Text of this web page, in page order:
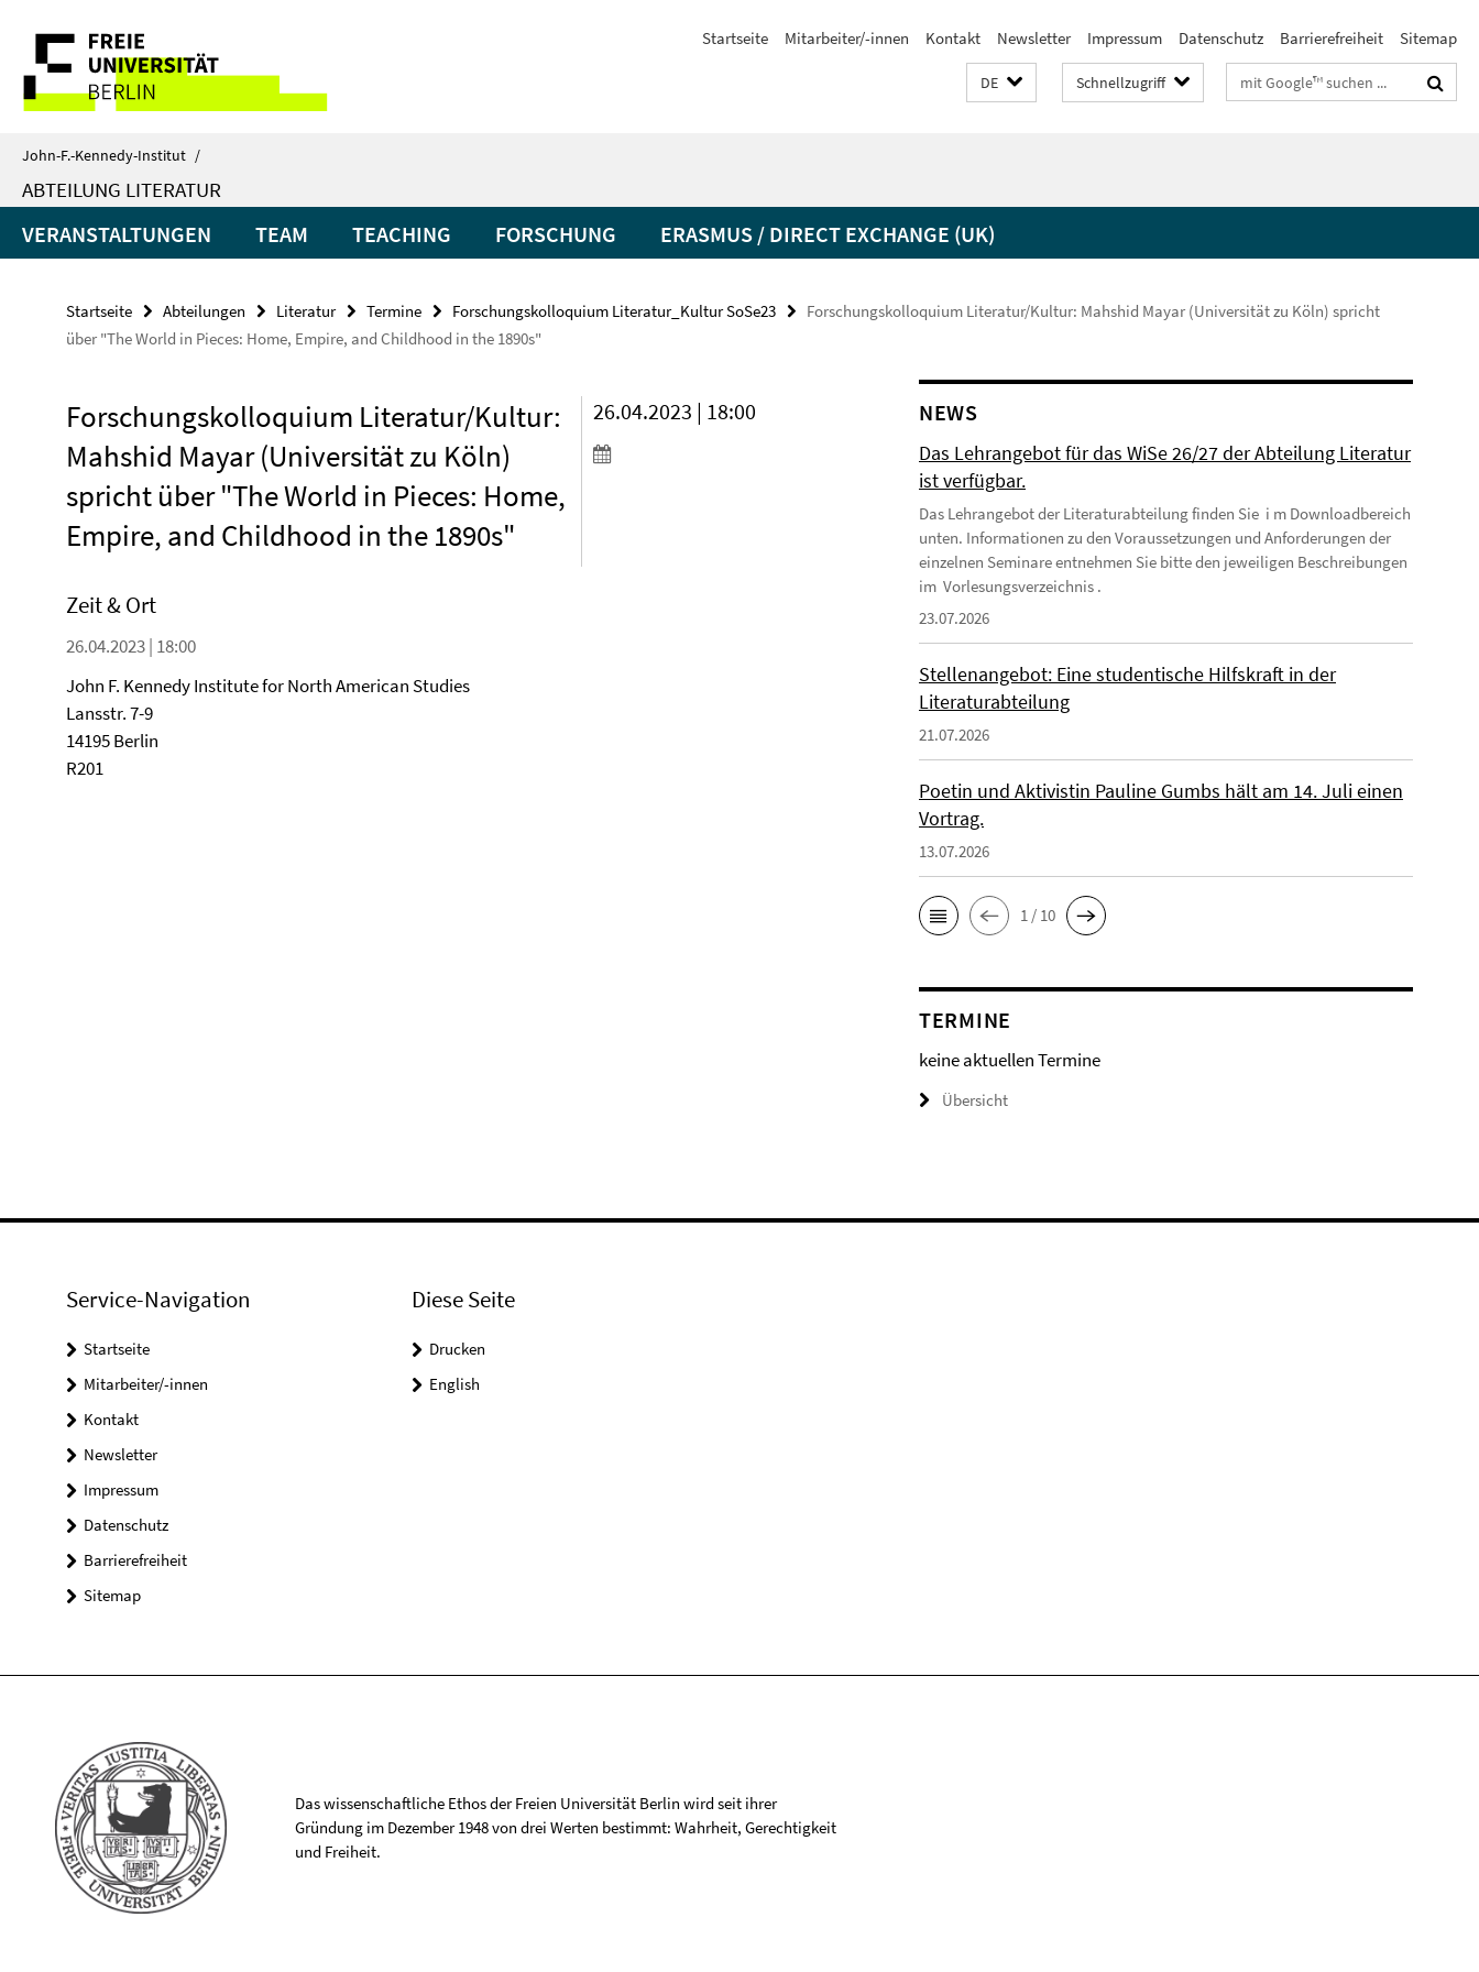
direkt
Inhalt
Service-
Navigation
Startseite Mitarbeiter/-innen Kontakt Newsletter Impressum Datenschutz Barrierefreiheit Sitemap
DE Schnellzugriff Suchbegriffe
John-F.-Kennedy-Institut /
ABTEILUNG LITERATUR
VERANSTALTUNGEN TEAM TEACHING FORSCHUNG ERASMUS / DIRECT EXCHANGE (UK)
Startseite Abteilungen Literatur Termine Forschungskolloquium Literatur_Kultur SoSe23
Forschungskolloquium Literatur/Kultur: Mahshid Mayar (Universität zu Köln) spricht
über "The World in Pieces: Home, Empire, and Childhood in the 1890s"
Forschungskolloquium Literatur/Kultur:
Mahshid Mayar (Universität zu Köln)
spricht über "The World in Pieces: Home,
Empire, and Childhood in the 1890s"
26.04.2023 | 18:00
Zeit & Ort
26.04.2023 | 18:00
John F. Kennedy Institute for North American Studies
Lansstr. 7-9
14195 Berlin
R201
NEWS
Das Lehrangebot für das WiSe 26/27 der Abteilung Literatur
ist verfügbar.
Das Lehrangebot der Literaturabteilung finden Sie i m Downloadbereich
unten. Informationen zu den Voraussetzungen und Anforderungen der
einzelnen Seminare entnehmen Sie bitte den jeweiligen Beschreibungen
im Vorlesungsverzeichnis .
23.07.2026
Stellenangebot: Eine studentische Hilfskraft in der
Literaturabteilung
21.07.2026
Poetin und Aktivistin Pauline Gumbs hält am 14. Juli einen
Vortrag.
13.07.2026
1 / 10
TERMINE
keine aktuellen Termine
Übersicht
Service-Navigation
Startseite
Mitarbeiter/-innen
Kontakt
Newsletter
Impressum
Datenschutz
Barrierefreiheit
Sitemap
Diese Seite
Drucken
English
Das wissenschaftliche Ethos der Freien Universität Berlin wird seit ihrer
Gründung im Dezember 1948 von drei Werten bestimmt: Wahrheit, Gerechtigkeit
und Freiheit.